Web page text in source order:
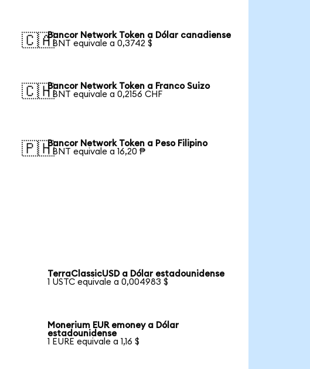
🇨🇦Bancor Network Token a Dólar canadiense
1 BNT equivale a 0,3742 $
🇨🇭Bancor Network Token a Franco Suizo
1 BNT equivale a 0,2156 CHF
🇵🇭Bancor Network Token a Peso Filipino
1 BNT equivale a 16,20 ₱
TerraClassicUSD a Dólar estadounidense
1 USTC equivale a 0,004983 $
Monerium EUR emoney a Dólar
estadounidense
1 EURE equivale a 1,16 $